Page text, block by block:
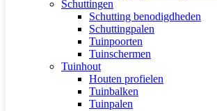
Schuttingen
Schutting benodigdheden
Schuttingpalen
Tuinpoorten
Tuinschermen
Tuinhout
Houten profielen
Tuinbalken
Tuinpalen